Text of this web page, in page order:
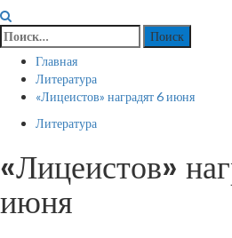
Найти:
Главная
Литература
«Лицеистов» наградят 6 июня
Литература
«Лицеистов»
июня